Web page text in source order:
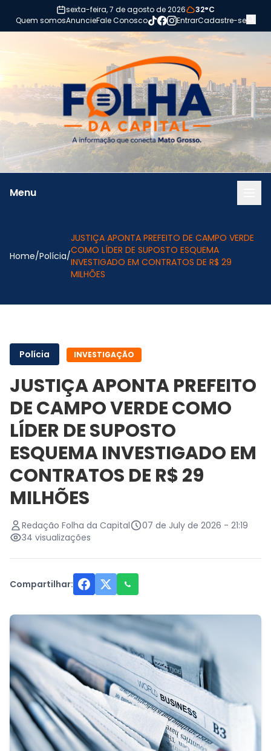
Pular para o conteúdosexta-feira, 7 de agosto de 2026
32°C
Quem somosAnuncieFale Conosco EntrarCadastre-se
Menu
Home/Polícia/
JUSTIÇA APONTA PREFEITO DE CAMPO VERDE
COMO LÍDER DE SUPOSTO ESQUEMA
INVESTIGADO EM CONTRATOS DE R$ 29
MILHÕES
Polícia INVESTIGAÇÃO
JUSTIÇA APONTA PREFEITO
DE CAMPO VERDE COMO
LÍDER DE SUPOSTO
ESQUEMA INVESTIGADO EM
CONTRATOS DE R$ 29
MILHÕES
Redação Folha da Capital
07 de July de 2026 - 21:19
34 visualizações
Compartilhar: